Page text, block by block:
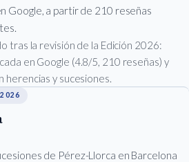
Google, a partir de 210 reseñas
tras la revisión de la Edición 2026:
en Google (4.8/5, 210 reseñas) y
herencias y sucesiones.
de Pérez-Llorca en Barcelona